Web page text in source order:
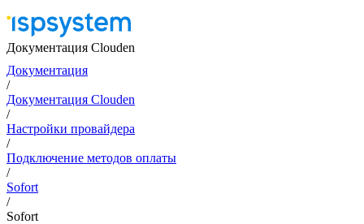
Документация Clouden
Документация
/
Документация Clouden
/
Настройки провайдера
/
Подключение методов оплаты
/
Sofort
/
Sofort